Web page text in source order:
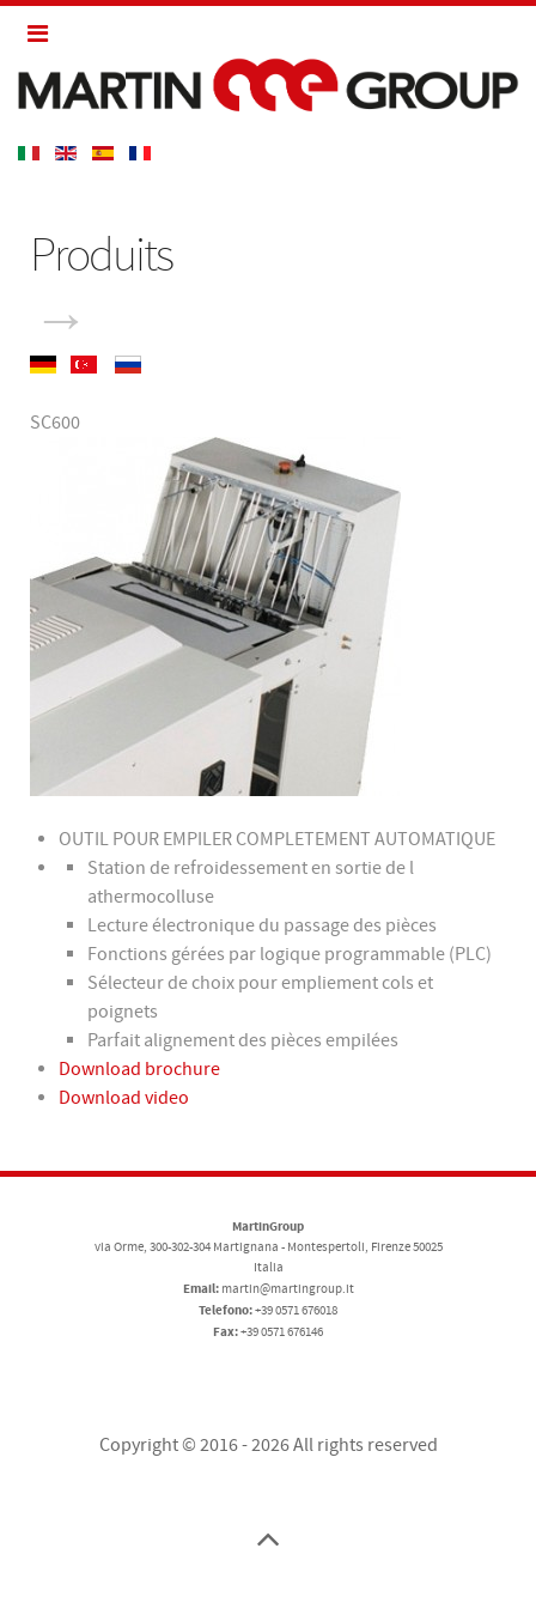
Produits
→
SC600
OUTIL POUR EMPILER COMPLETEMENT AUTOMATIQUE
Station de refroidessement en sortie de l
athermocolluse
Lecture électronique du passage des pièces
Fonctions gérées par logique programmable (PLC)
Sélecteur de choix pour empliement cols et
poignets
Parfait alignement des pièces empilées
Download brochure
Download video
MartinGroup
via Orme, 300-302-304 Martignana - Montespertoli, Firenze 50025
Italia
Email:martin@martingroup.it
Telefono:+39 0571 676018
Fax:+39 0571 676146
Copyright © 2016 - 2026 All rights reserved